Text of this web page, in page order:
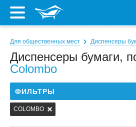
Для общественных мест Диспенсеры
Диспенсеры бумаги,
Colombo
ФИЛЬТРЫ
COLOMBO